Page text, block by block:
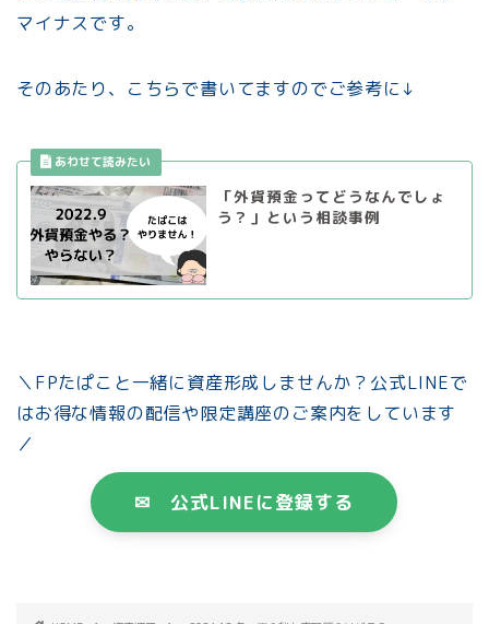
マイナスです。
そのあたり、こちらで書いてますのでご参考に↓
「外貨預金ってどうなんでしょ
う？」という相談事例
＼FPたぱこと一緒に資産形成しませんか？公式LINEで
はお得な情報の配信や限定講座のご案内をしています
／
✉ 公式LINEに登録する